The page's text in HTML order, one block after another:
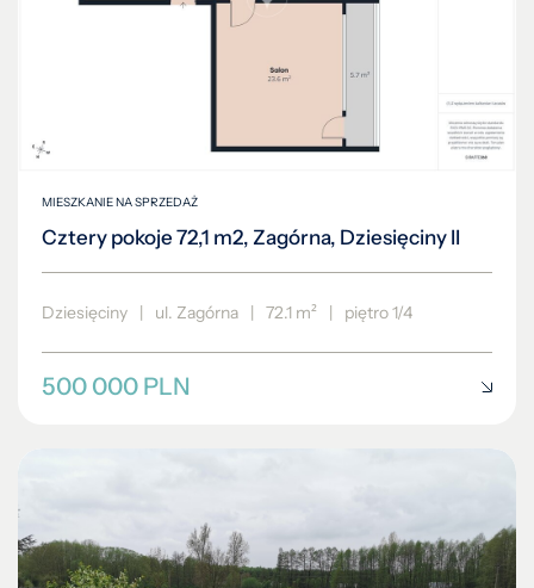
MIESZKANIE NA SPRZEDAŻ
Cztery pokoje 72,1 m2, Zagórna, Dziesięciny II
Dziesięciny ul. Zagórna 72.1 m² piętro 1/4
500 000 PLN